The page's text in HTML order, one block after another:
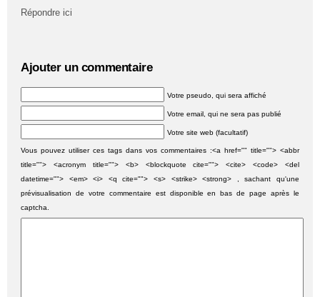
Répondre ici
Ajouter un commentaire
Votre pseudo, qui sera affiché
Votre email, qui ne sera pas publié
Votre site web (facultatif)
Vous pouvez utiliser ces tags dans vos commentaires :<a href="" title=""> <abbr
title=""> <acronym title=""> <b> <blockquote cite=""> <cite> <code> <del
datetime=""> <em> <i> <q cite=""> <s> <strike> <strong> , sachant qu'une
prévisualisation de votre commentaire est disponible en bas de page après le
captcha.